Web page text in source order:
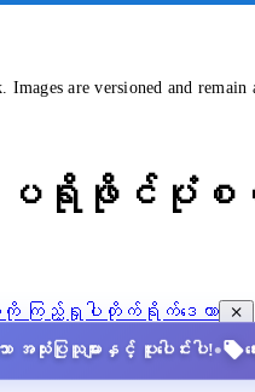
are versioned and remain
ပရိုဖိုင်ပုံစစ်
ကို ကြည့်ရှုပါ တိုက်ရိုက်ဒေတာ
ာ အသုံးပြုသူများနှင့် ပူးပေါင်းပါ!•